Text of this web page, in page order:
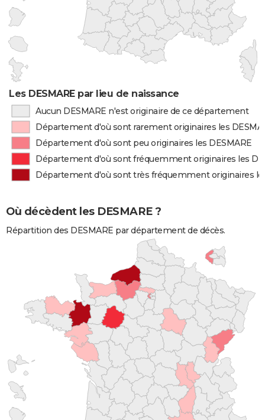
Les DESMARE par lieu de naissance
Aucun DESMARE n'est originaire de ce département
Département d'où sont rarement originaires les
Département d'où sont peu originaires les DESMARE
Département d'où sont fréquemment originaires les
Département d'où sont très fréquemment originaires
Où décèdent les DESMARE ?
Répartition des DESMARE par département de décès.